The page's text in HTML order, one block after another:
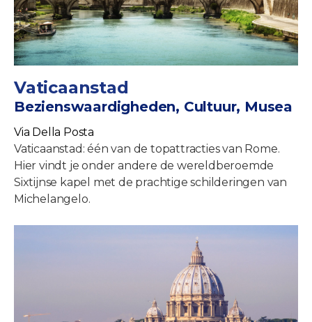
Vaticaanstad
Bezienswaardigheden, Cultuur, Musea
Via Della Posta
Vaticaanstad: één van de topattracties van Rome.
Hier vindt je onder andere de wereldberoemde
Sixtijnse kapel met de prachtige schilderingen van
Michelangelo.